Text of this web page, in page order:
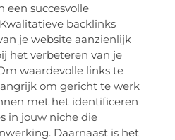
een succesvolle
backlinks
je website aanzienlijk
het verbeteren van je
waardevolle links te
om gericht te werk
met het identificeren
in jouw niche die
Daarnaast is het